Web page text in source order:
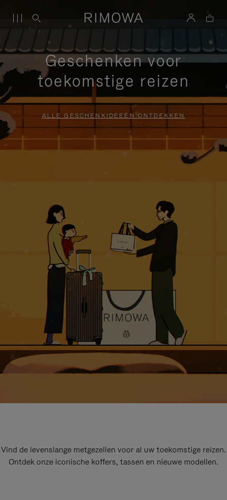
Geschenken voor
toekomstige reizen
ALLE GESCHENKIDEEËN ONTDEKKEN
Vind de levenslange metgezellen voor al uw toekomstige reizen.
Ontdek onze iconische koffers, tassen en nieuwe modellen.